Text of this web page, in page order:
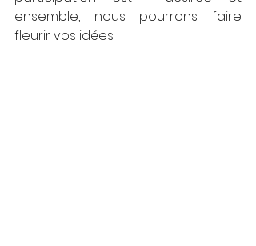
ensemble, nous pourrons faire
fleurir vos idées.